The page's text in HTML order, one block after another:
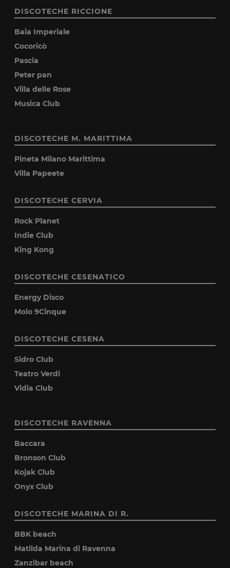
DISCOTECHE RICCIONE
Baia Imperiale
Cocoricò
Pascia
Peter pan
Villa delle Rose
Musica Club
DISCOTECHE M. MARITTIMA
Pineta Milano Marittima
Villa Papeete
DISCOTECHE CERVIA
Rock Planet
Indie Club
King Kong
DISCOTECHE CESENATICO
Energy Disco
Molo 9Cinque
DISCOTECHE CESENA
Sidro Club
Teatro Verdi
Vidia Club
DISCOTECHE RAVENNA
Baccara
Bronson Club
Kojak Club
Onyx Club
DISCOTECHE MARINA DI R.
BBK beach
Matilda Marina di Ravenna
Zanzibar beach